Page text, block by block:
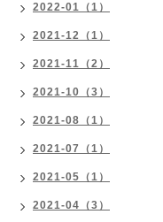
2022-01（1）
2021-12（1）
2021-11（2）
2021-10（3）
2021-08（1）
2021-07（1）
2021-05（1）
2021-04（3）